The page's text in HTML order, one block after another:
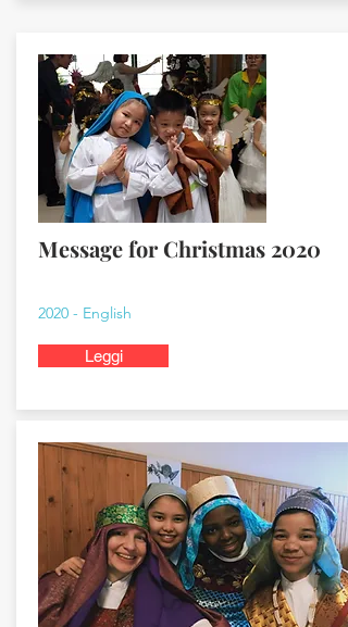
Message for Christmas 2020
2020 - English
Leggi